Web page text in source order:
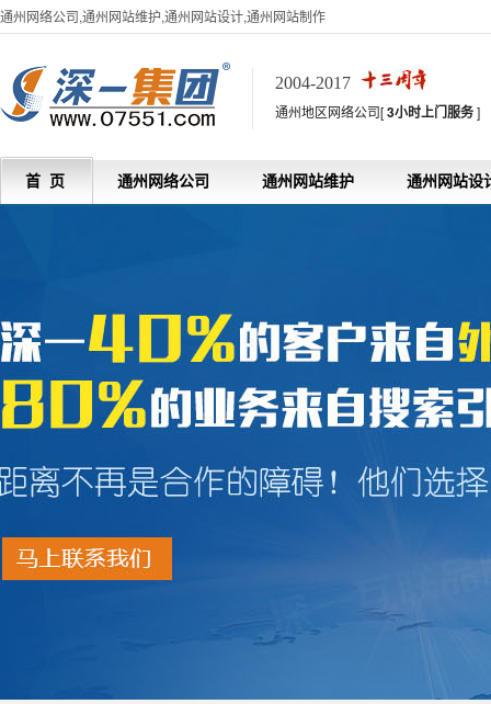
通州网络公司,通州网站维护,通州网站设计,通州网站制作
2004-2017
通州地区网络公司[3小时上门服务]
首 页 通州网络公司 通州网站维护 通州网站设